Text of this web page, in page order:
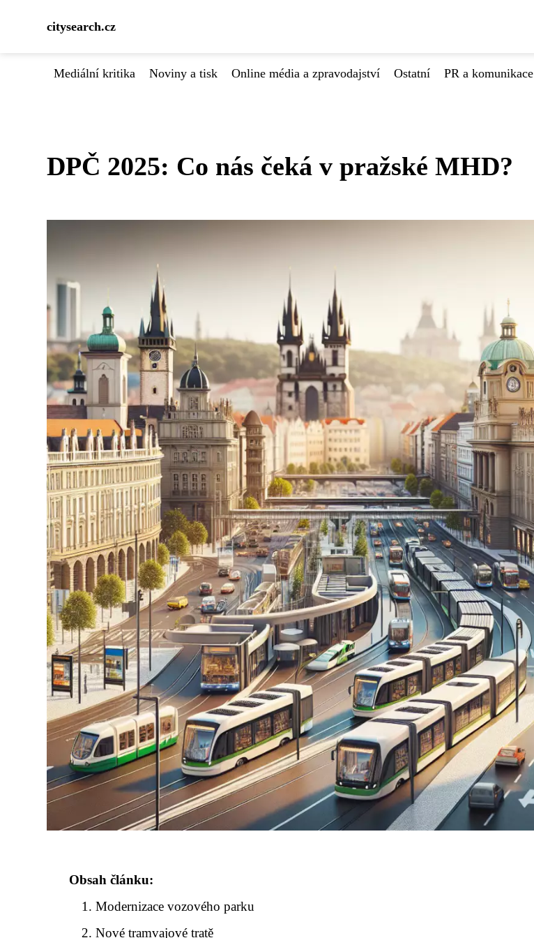
citysearch.cz
Mediální kritika Noviny a tisk Online média a zpravodajství Ostatní PR a komunikace
DPČ 2025: Co nás čeká v pražské MHD?
Obsah článku:
Modernizace vozového parku
Nové tramvajové tratě